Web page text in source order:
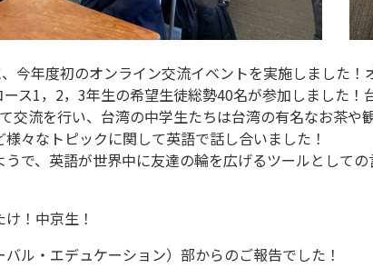
今年度初のオンライン交流イベントを実施しました
ス1，2，3年生の希望生徒総勢40名が参加しました
交流を行い、台湾の中学生たちは台湾の有名なお茶
々なトピックに関して英語で話し合いました！
で、英語が世界中に友達の輪を広げるツールとして
！中京生！
ル・エデュケーション）部からのご報告でした！